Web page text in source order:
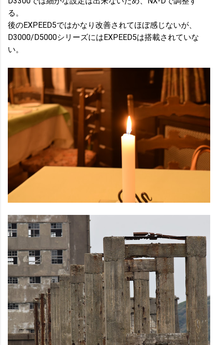
る。
後のEXPEED5ではかなり改善されてほぼ感じないが、
D3000/D5000シリーズにはEXPEED5は搭載されていな
い。